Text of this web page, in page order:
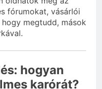
fórumokat, vásárlói
megtudd, mások
hogyan
karórát?